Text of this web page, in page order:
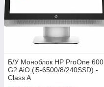
Б/У Моноблок HP ProOne 600
G2 AiO (i5-6500/8/240SSD) -
Class A